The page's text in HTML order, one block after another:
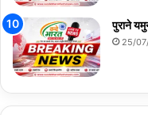
पुराने
25/